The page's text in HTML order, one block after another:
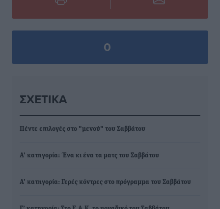
0
ΣΧΕΤΙΚΆ
Πέντε επιλογές στο "μενού" του Σαββάτου
Α’ κατηγορία: Ένα κι ένα τα ματς του Σαββάτου
Α’ κατηγορία: Γερές κόντρες στο πρόγραμμα του Σαββάτου